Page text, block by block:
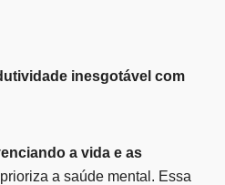
inesgotável com
a vida e as
a saúde mental. Essa